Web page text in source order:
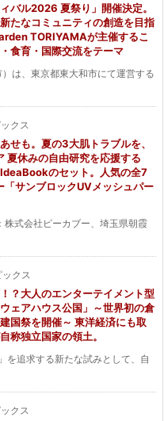
バル2026 夏祭り」開催決定。
たなコミュニティの創造を目指
TORIYAMAが主催するこ
食育・国際交流をテーマ
は、東京都東大和市にて運営する
ックス
せも。夏の3大肌トラブルを、
夏休みの自由研究を応援する
IdeaBookのセット。人気の全7
「サンブロックUVメッシュパー
式会社ピーカブー、埼玉県朝霞
ックス
？大人のエンターテイメント型
ェアハウス公国」～世界初の倉
国祭を開催～ 東洋経済にも取
称独立国家の領土。
を追求する新たな試みとして、自
ックス